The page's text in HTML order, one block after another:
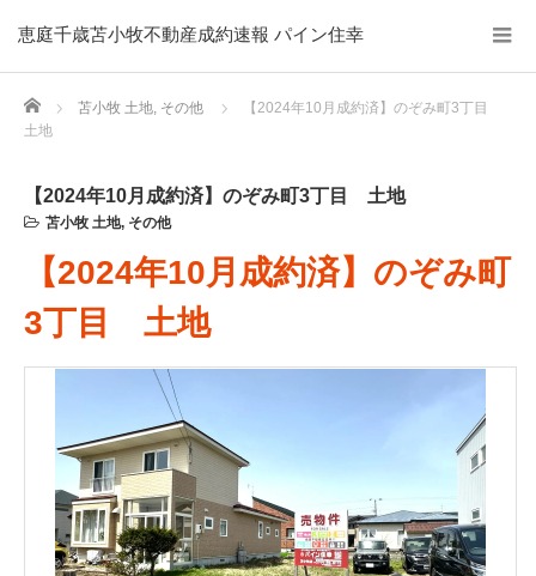
恵庭千歳苫小牧不動産成約速報 パイン住幸
Home 苫小牧 土地, その他
【2024年10月成約済】のぞみ町3丁目
土地
【2024年10月成約済】のぞみ町3丁目 土地
苫小牧 土地, その他
【2024年10月成約済】のぞみ町
3丁目 土地